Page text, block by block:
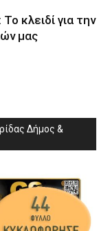
κλειδί για την
µας
Δήμος &